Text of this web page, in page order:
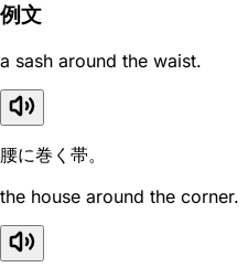
例文
a sash around the waist.
腰に巻く帯。
the house around the corner.